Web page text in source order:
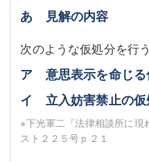
あ 見解の内容
次のような仮処分を行
ア 意思表示を命じる
イ 立入妨害禁止の仮
※下光軍二『法律相談所に現
スト２２５号ｐ２１